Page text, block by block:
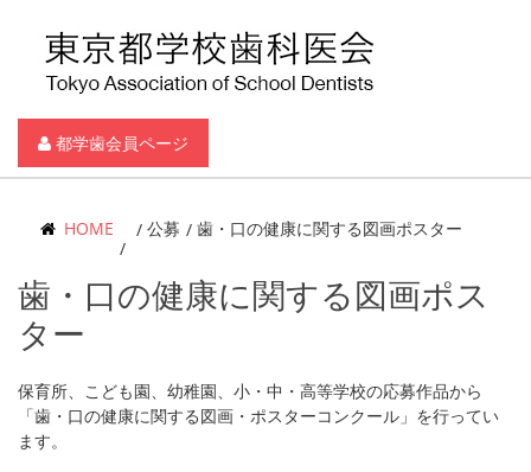
都学歯会員ページ
HOME 公募 歯・口の健康に関する図画ポスター
歯・口の健康に関する図画ポス
ター
保育所、こども園、幼稚園、小・中・高等学校の応募作品から
「歯・口の健康に関する図画・ポスターコンクール」を行ってい
ます。